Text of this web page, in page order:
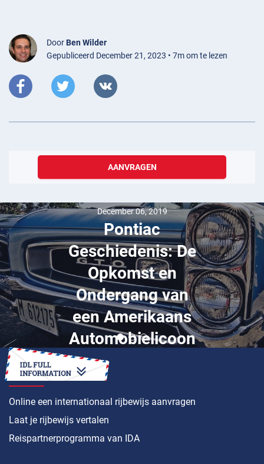
Door Ben Wilder
Gepubliceerd December 21, 2023 • 7m om te lezen
AANVRAGEN
December 06, 2019
Pontiac
Geschiedenis: De
Opkomst en
Ondergang van
een Amerikaans
Automobielicoon
HOE
Online een internationaal rijbewijs aanvragen
Laat je rijbewijs vertalen
Reispartnerprogramma van IDA